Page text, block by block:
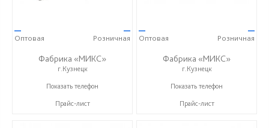
—
Оптовая
—
Розничная
Фабрика «МИКС»
г.Кузнецк
+7 (937) 423-36-37
Показать телефон
Прайс-лист
—
Оптовая
—
Розничная
Фабрика «МИКС»
г.Кузнецк
+7 (937) 423-36-37
Показать телефон
Прайс-лист